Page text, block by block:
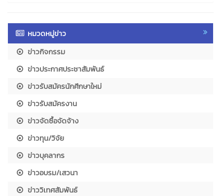
หมวดหมู่ข่าว
ข่าวกิจกรรม
ข่าวประกาศประชาสัมพันธ์
ข่าวรับสมัครนักศึกษาใหม่
ข่าวรับสมัครงาน
ข่าวจัดซื้อจัดจ้าง
ข่าวทุน/วิจัย
ข่าวบุคลากร
ข่าวอบรม/เสวนา
ข่าววิเทศสัมพันธ์